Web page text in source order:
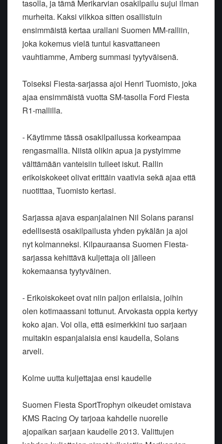
tasolla, ja tämä Merikarvian osakilpailu sujui ilman
murheita. Kaksi viikkoa sitten osallistuin
ensimmäistä kertaa urallani Suomen MM-ralliin,
joka kokemus vielä tuntui kasvattaneen
vauhtiamme, Amberg summasi tyytyväisenä.
Toiseksi Fiesta-sarjassa ajoi Henri Tuomisto, joka
ajaa ensimmäistä vuotta SM-tasolla Ford Fiesta
R1-mallilla.
- Käytimme tässä osakilpailussa korkeampaa
rengasmallia. Niistä olikin apua ja pystyimme
välttämään vanteisiin tulleet iskut. Rallin
erikoiskokeet olivat erittäin vaativia sekä ajaa että
nuotittaa, Tuomisto kertasi.
Sarjassa ajava espanjalainen Nil Solans paransi
edellisestä osakilpailusta yhden pykälän ja ajoi
nyt kolmanneksi. Kilpauraansa Suomen Fiesta-
sarjassa kehittävä kuljettaja oli jälleen
kokemaansa tyytyväinen.
- Erikoiskokeet ovat niin paljon erilaisia, joihin
olen kotimaassani tottunut. Arvokasta oppia kertyy
koko ajan. Voi olla, että esimerkkini tuo sarjaan
muitakin espanjalaisia ensi kaudella, Solans
arveli.
Kolme uutta kuljettajaa ensi kaudelle
Suomen Fiesta SportTrophyn oikeudet omistava
KMS Racing Oy tarjoaa kahdelle nuorelle
ajopaikan sarjaan kaudelle 2013. Valittujen